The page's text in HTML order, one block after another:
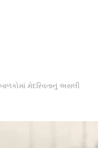
મેદસ્વિતાનું અસલી